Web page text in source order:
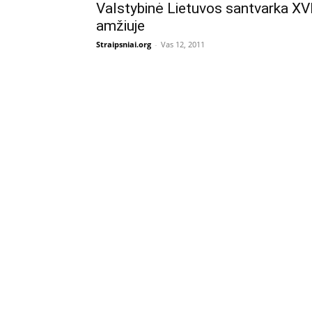
Valstybinė Lietuvos santvarka
amžiuje
Straipsniai.org - Vas 12, 2011